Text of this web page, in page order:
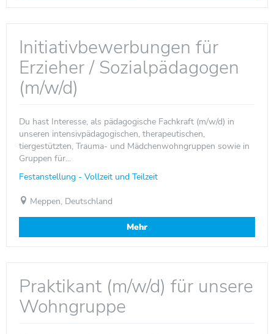
Initiativbewerbungen für
Erzieher / Sozialpädagogen
(m/w/d)
Du hast Interesse, als pädagogische Fachkraft (m/w/d) in
unseren intensivpädagogischen, therapeutischen,
tiergestützten, Trauma- und Mädchenwohngruppen sowie in
Gruppen für...
Festanstellung - Vollzeit und Teilzeit
Meppen, Deutschland
Mehr
Praktikant (m/w/d) für unsere
Wohngruppe